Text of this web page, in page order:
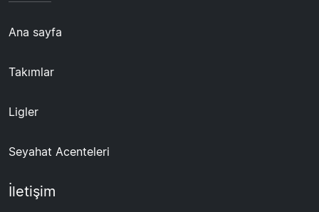
Ana sayfa
Takımlar
Ligler
Seyahat Acenteleri
İletişim